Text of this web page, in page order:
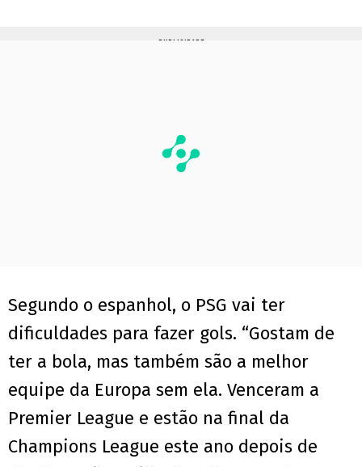
PUBLICIDADE
Segundo o espanhol, o PSG vai ter
dificuldades para fazer gols. “Gostam de
ter a bola, mas também são a melhor
equipe da Europa sem ela. Venceram a
Premier League e estão na final da
Champions League este ano depois de